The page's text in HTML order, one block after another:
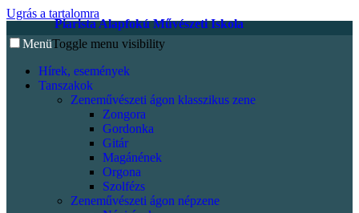
Ugrás a tartalomra
Piarista Alapfokú Művészeti Iskola
MenüToggle menu visibility
Hírek, események
Tanszakok
Zeneművészeti ágon klasszikus zene
Zongora
Gordonka
Gitár
Magánének
Orgona
Szolfézs
Zeneművészeti ágon népzene